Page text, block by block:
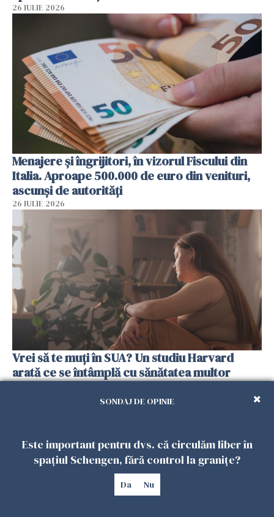
26 IULIE 2026
Menajere și îngrijitori, în vizorul Fiscului din
Italia. Aproape 500.000 de euro din venituri,
ascunși de autorități
26 IULIE 2026
Vrei să te muți în SUA? Un studiu Harvard
arată ce se întâmplă cu sănătatea multor
imigranți
SONDAJ DE OPINIE
Este important pentru dvs. că circulăm liber în
spațiul Schengen, fără control la granițe?
Da Nu